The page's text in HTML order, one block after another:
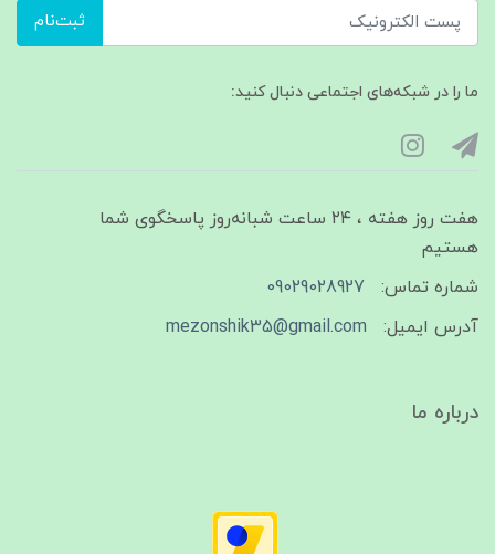
ثبت‌نام
ما را در شبکه‌های اجتماعی دنبال کنید:
هفت روز هفته ، ۲۴ ساعت شبانه‌روز پاسخگوی شما
هستیم
شماره تماس:
09029028927
آدرس ایمیل:
mezonshik35@gmail.com
درباره ما